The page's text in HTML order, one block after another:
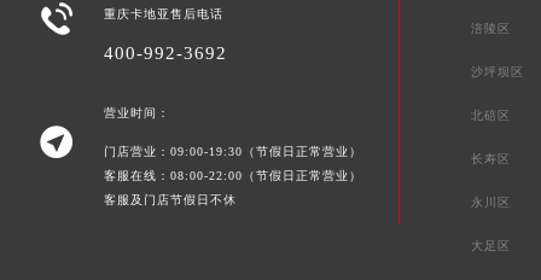
 重庆卡地亚售后电话
400-992-3692

营业时间：
门店营业：09:00-19:30（节假日正常营业）
客服在线：08:00-22:00（节假日正常营业）
客服及门店节假日不休
涪陵区
沙坪坝区
北碚区
长寿区
永川区
大足区